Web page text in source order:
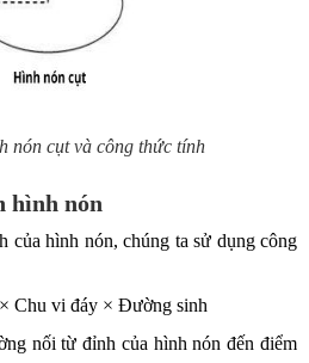
nón cụt và công thức tính
hình nón
của hình nón, chúng ta sử dụng công
Chu vi đáy × Đường sinh
nối từ đỉnh của hình nón đến điểm